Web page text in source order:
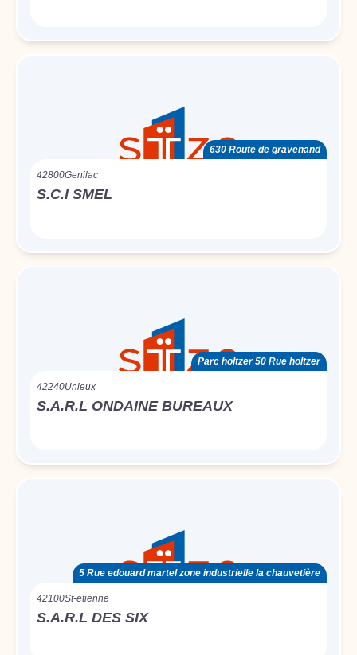
630 Route de gravenand
42800Genilac
S.C.I SMEL
Parc holtzer 50 Rue holtzer
42240Unieux
S.A.R.L ONDAINE BUREAUX
5 Rue edouard martel zone industrielle la chauvetière
42100St-etienne
S.A.R.L DES SIX